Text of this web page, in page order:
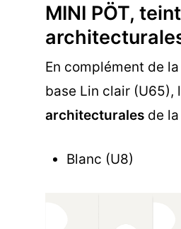
MINI PÖT,
En complément de
base Lin clair (U65),
architecturales de
Blanc (U8)